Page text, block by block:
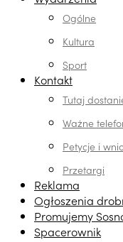
Ogólne
Kultura
Sport
Kontakt
Tutaj
Ważne
Petycje i
Przetargi
Reklama
Ogłoszenia
Promujemy
Spacerownik